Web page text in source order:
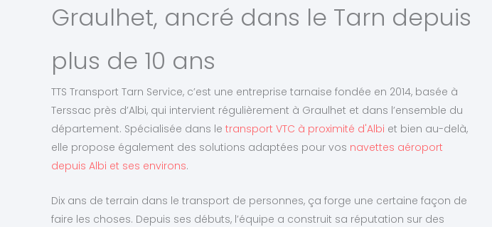
Graulhet, ancré dans le Tarn depuis
plus de 10 ans
TTS Transport Tarn Service, c’est une entreprise tarnaise fondée en 2014, basée à
Terssac près d’Albi, qui intervient régulièrement à Graulhet et dans l’ensemble du
département. Spécialisée dans le transport VTC à proximité d'Albi et bien au-delà,
elle propose également des solutions adaptées pour vos navettes aéroport
depuis Albi et ses environs.
Dix ans de terrain dans le transport de personnes, ça forge une certaine façon de
faire les choses. Depuis ses débuts, l’équipe a construit sa réputation sur des